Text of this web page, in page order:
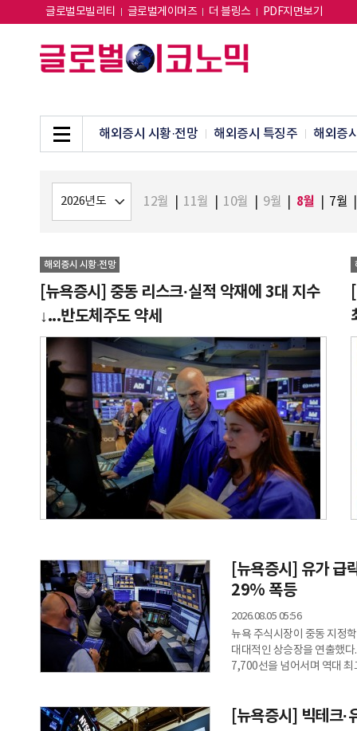
글로벌모빌리티 글로벌게이머즈 더 블링스 PDF지면보기
해외증시 시황·전망 해외증시 특징주 해외증
12월 11월 10월 9월 8월 7월
해외증시 시황·전망
[뉴욕증시] 중동 리스크·실적 악재에 3대 지수
↓...반도체주도 약세
[뉴욕증시] 유가 급
29% 폭등
2026.08.05 05:56
뉴욕 주식시장이 중동 지정
대대적인 상승장을 연출했
7,700선을 넘어서며 역대
최고치를 새로 썼다. 다우
[뉴욕증시] 빅테크